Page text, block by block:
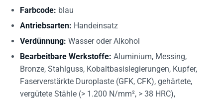
Farbcode: blau
Antriebsarten: Handeinsatz
Verdünnung: Wasser oder Alkohol
Bearbeitbare Werkstoffe: Aluminium, Messing,
Bronze, Stahlguss, Kobaltbasislegierungen, Kupfer,
Faserverstärkte Duroplaste (GFK, CFK), gehärtete,
vergütete Stähle (> 1.200 N/mm², > 38 HRC),